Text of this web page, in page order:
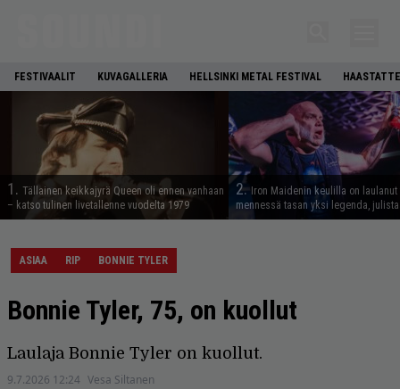
FESTIVAALIT KUVAGALLERIA HELLSINKI METAL FESTIVAL
1. Tällainen keikkajyrä Queen oli ennen vanhaan
– katso tulinen livetallenne vuodelta 1979
2. Iron Maidenin keulilla on laulanut
mennessä tasan yksi legenda,
ASIAA RIP BONNIE TYLER
Bonnie Tyler, 75, on kuollut
Laulaja Bonnie Tyler on kuollut.
9.7.2026 12:24 Vesa Siltanen